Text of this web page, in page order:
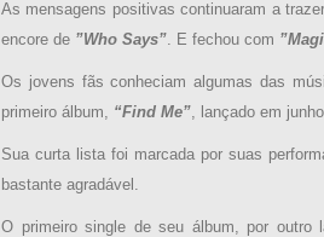
As mensagens positivas continuaram a
encore de ”Who Says”. E fechou com
Os jovens fãs conheciam algumas das
primeiro álbum, “Find Me”, lançado em
Sua curta lista foi marcada por suas
bastante agradável.
O primeiro single de seu álbum, por outro